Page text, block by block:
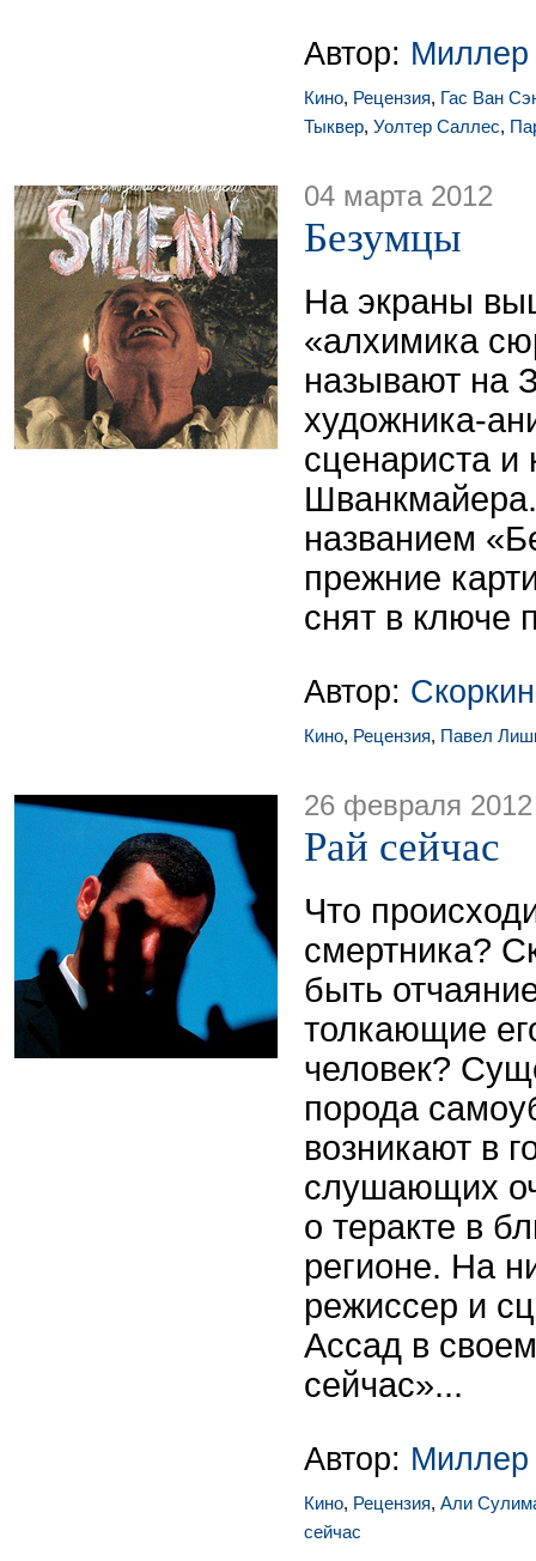
Автор: Миллер
Кино, Рецензия, Гас Ван
Тыквер, Уолтер Саллес,
04 марта 2012
Безумцы
На экраны
«алхимика
называют на
художника-
сценариста
названием
прежние
снят в ключе
Автор:
Кино, Рецензия, Павел
26 февраля 2012
Рай сейчас
Что
смертника?
быть
толкающие
человек?
порода
возникают в
слушающих
о теракте в
регионе. На
режиссер и
Ассад в
сейчас»...
Автор: Миллер
Кино, Рецензия, Али
сейчас